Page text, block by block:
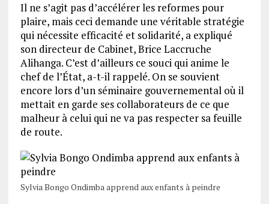
Il ne s’agit pas d’accélérer les reformes pour
plaire, mais ceci demande une véritable stratégie
qui nécessite efficacité et solidarité, a expliqué
son directeur de Cabinet, Brice Laccruche
Alihanga. C’est d’ailleurs ce souci qui anime le
chef de l’État, a-t-il rappelé. On se souvient
encore lors d’un séminaire gouvernemental où il
mettait en garde ses collaborateurs de ce que
malheur à celui qui ne va pas respecter sa feuille
de route.
Sylvia Bongo Ondimba apprend aux enfants à peindre